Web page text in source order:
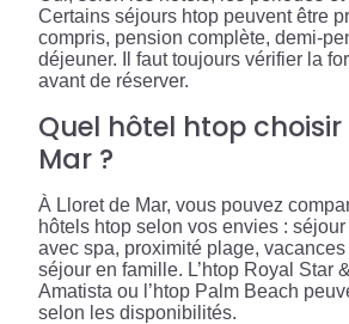
Certains séjours htop peuvent être
compris, pension complète, demi-
déjeuner. Il faut toujours vérifier la
avant de réserver.
Quel hôtel htop
Mar ?
À Lloret de Mar, vous pouvez
hôtels htop selon vos envies : séjour
avec spa, proximité plage,
séjour en famille. L’htop Royal Star
Amatista ou l’htop Palm Beach
selon les disponibilités.